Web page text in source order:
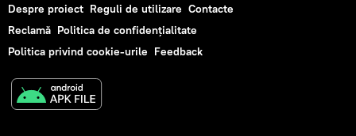
Despre proiect Reguli de utilizare Contacte
Reclamă Politica de confidențialitate
Politica privind cookie-urile Feedback